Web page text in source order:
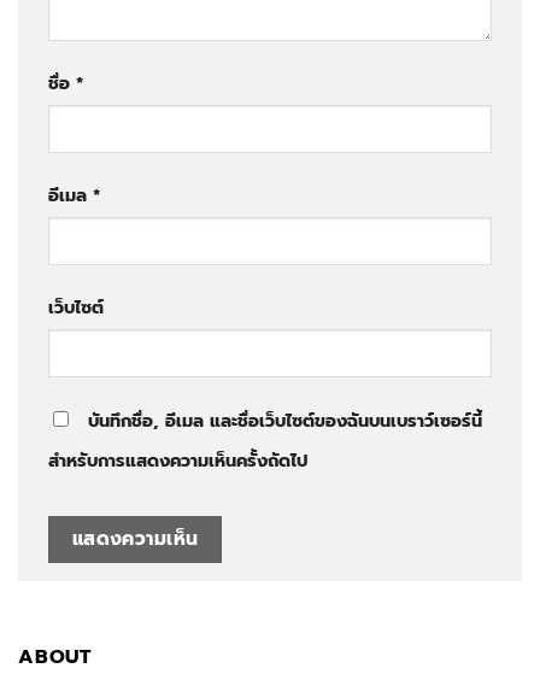
ชื่อ *
อีเมล *
เว็บไซต์
บันทึกชื่อ, อีเมล และชื่อเว็บไซต์ของฉันบนเบราว์เซอร์นี้
สำหรับการแสดงความเห็นครั้งถัดไป
ABOUT